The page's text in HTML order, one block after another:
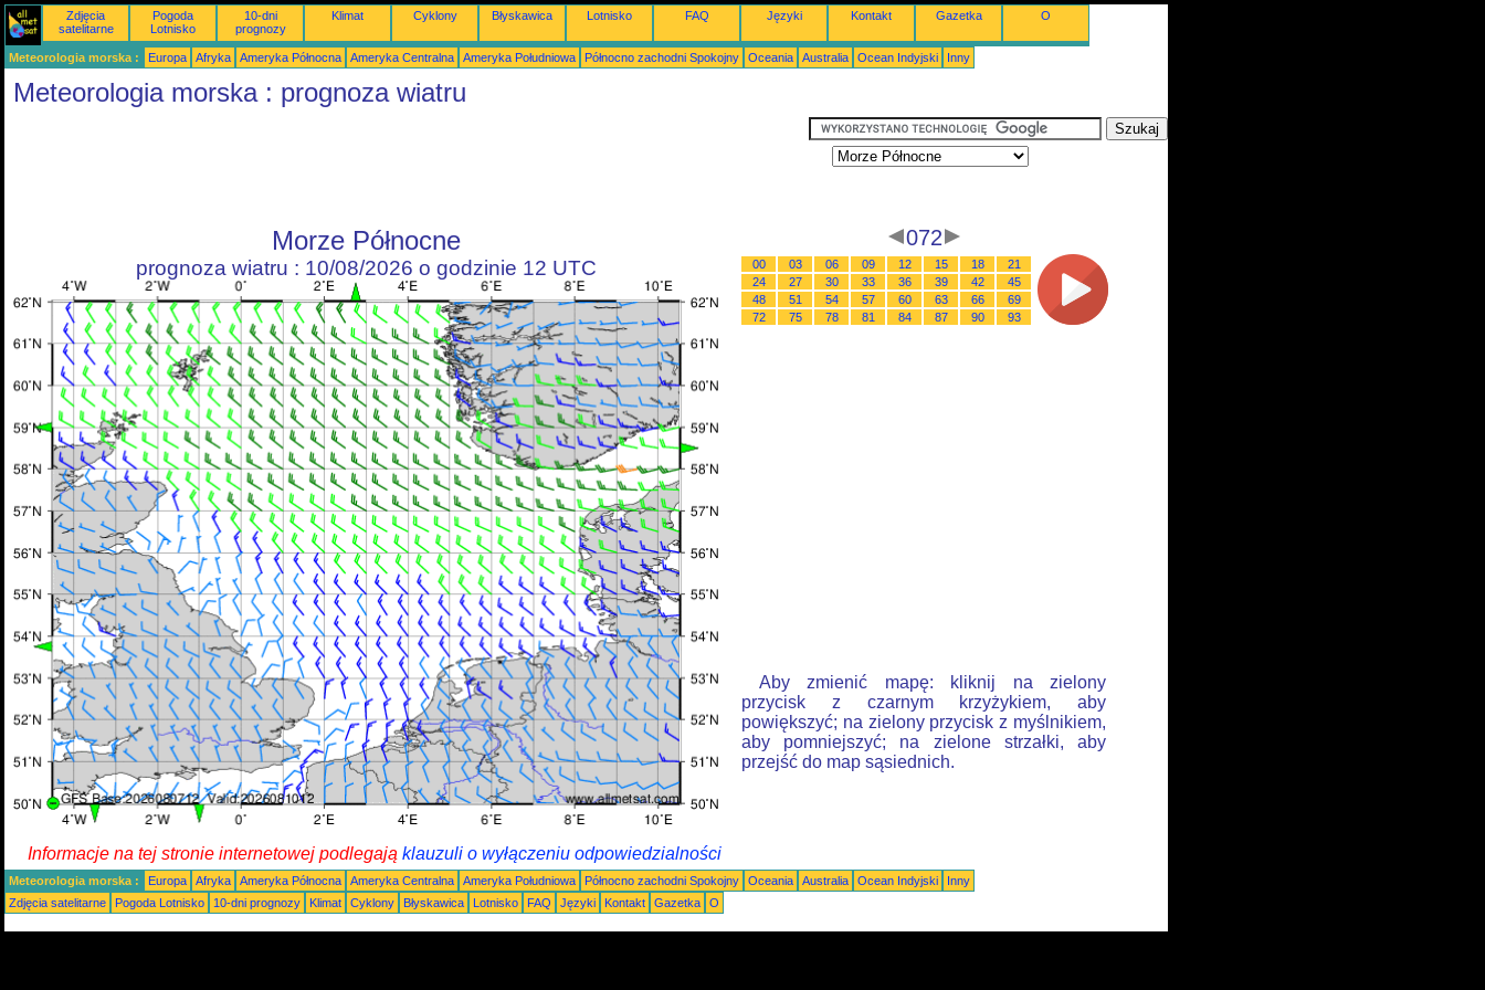
Zdjęcia
satelitarne
Pogoda
Lotnisko
10-dni
prognozy
Klimat Cyklony Błyskawica Lotnisko FAQ Języki Kontakt Gazetka O
Meteorologia morska : Europa Afryka Ameryka Północna Ameryka Centralna Ameryka Południowa Północno zachodni Spokojny Oceania Australia Ocean Indyjski Inny
Meteorologia morska : prognoza wiatru
Morze Północne
prognoza wiatru : 10/08/2026 o godzinie 12 UTC
072
00 03 06 09 12 15 18
21
24
27 30 33 36 39 42
45
48
51 54 57 60 63 66
69
72
75 78 81 84 87 90 93
Aby zmienić mapę: kliknij na zielony
przycisk z czarnym krzyżykiem, aby
powiększyć; na zielony przycisk z myślnikiem,
aby pomniejszyć; na zielone strzałki, aby
przejść do map sąsiednich.
Informacje na tej stronie internetowej podlegają klauzuli o wyłączeniu odpowiedzialności
Meteorologia morska : Europa Afryka Ameryka Północna Ameryka Centralna Ameryka Południowa Północno zachodni Spokojny Oceania Australia Ocean Indyjski
Inny
Zdjęcia satelitarne
Pogoda Lotnisko 10-dni prognozy Klimat Cyklony Błyskawica Lotnisko FAQ Języki Kontakt Gazetka O